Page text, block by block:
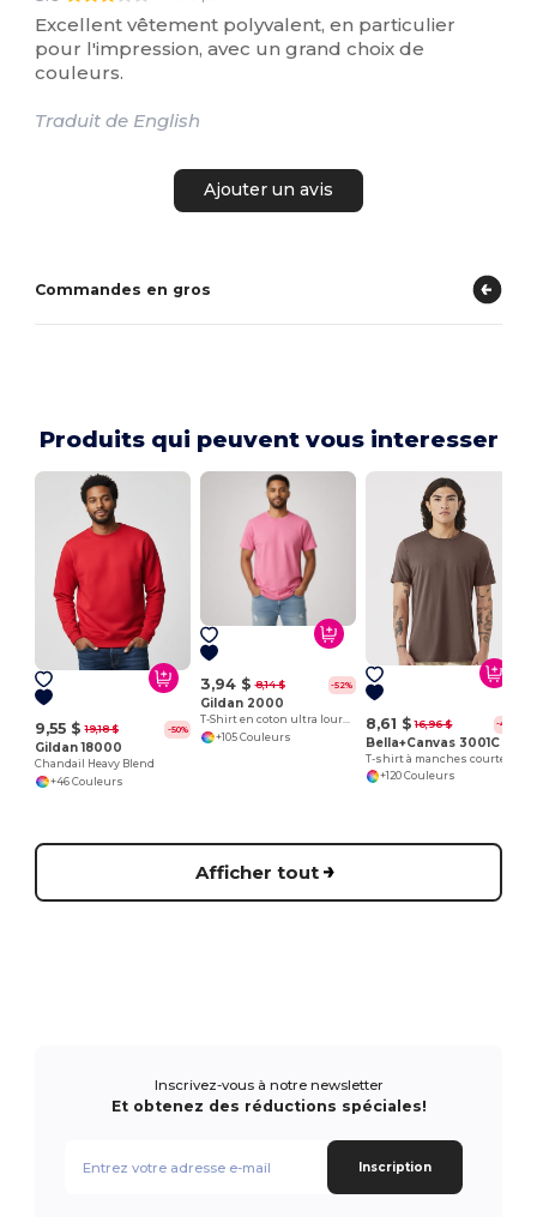
Excellent vêtement polyvalent, en particulier
pour l'impression, avec un grand choix de
couleurs.
Traduit de English
Ajouter un avis
Commandes en gros
Produits qui peuvent vous interesser
9,55 $ 19,18 $ -50%
Gildan 18000
Chandail Heavy Blend
+46 Couleurs
3,94 $ 8,14 $ -52%
Gildan 2000
T-Shirt en coton ultra lourd pour adultes
+105 Couleurs
8,61 $ 16,96 $ -49%
Bella+Canvas 3001C
+120 Couleurs
Afficher tout
Inscrivez-vous à notre newsletter
Et obtenez des réductions spéciales!
Inscription